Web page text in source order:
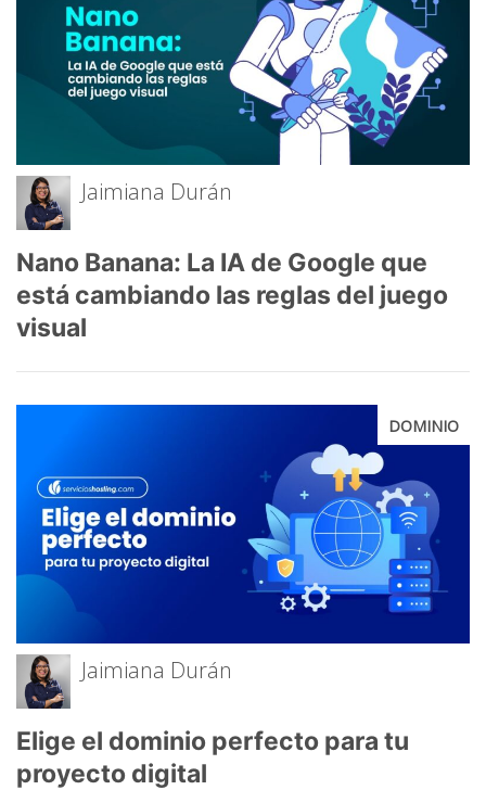
Jaimiana Durán
Nano Banana: La IA de Google que
está cambiando las reglas del juego
visual
DOMINIO
Jaimiana Durán
Elige el dominio perfecto para tu
proyecto digital